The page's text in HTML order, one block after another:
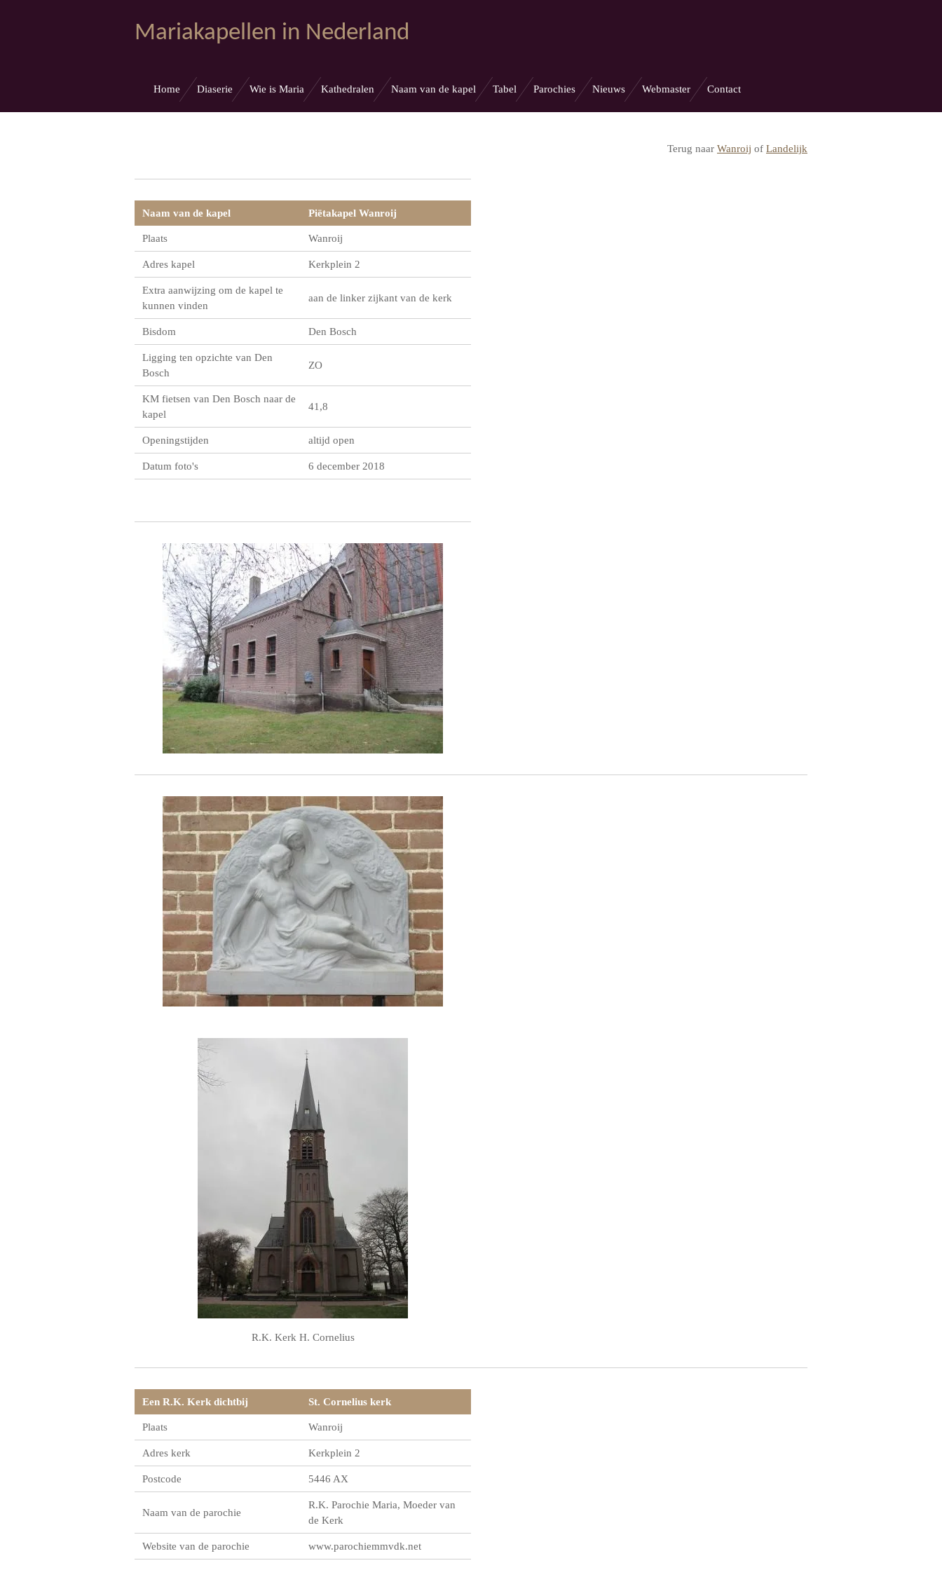
Mariakapellen in Nederland
Home Diaserie Wie is Maria Kathedralen Naam van de kapel Tabel Parochies Nieuws Webmaster Contact
Terug naar Wanroij of Landelijk
Naam van de kapel Piëtakapel Wanroij
Plaats Wanroij
Adres kapel Kerkplein 2
Extra aanwijzing om de kapel te
kunnen vinden
aan de linker zijkant van de kerk
Bisdom Den Bosch
Ligging ten opzichte van Den
Bosch
ZO
KM fietsen van Den Bosch naar de
kapel
41,8
Openingstijden altijd open
Datum foto's 6 december 2018
R.K. Kerk H. Cornelius
Een R.K. Kerk dichtbij St. Cornelius kerk
Plaats Wanroij
Adres kerk Kerkplein 2
Postcode 5446 AX
Naam van de parochie
R.K. Parochie Maria, Moeder van
de Kerk
Website van de parochie www.parochiemmvdk.net